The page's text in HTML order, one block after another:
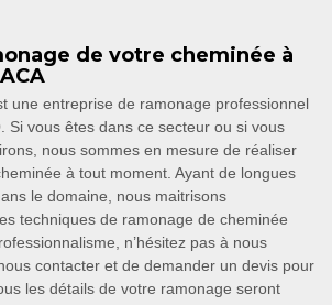
de votre cheminée à
une entreprise de ramonage professionnel
Si vous êtes dans ce secteur ou si vous
nous sommes en mesure de réaliser
à tout moment. Ayant de longues
le domaine, nous maitrisons
techniques de ramonage de cheminée
n’hésitez pas à nous
contacter et de demander un devis pour
les détails de votre ramonage seront